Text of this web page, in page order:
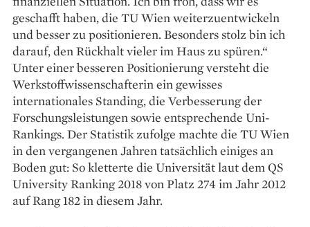
geschafft haben, die TU Wien weiterzuentwickeln
und besser zu positionieren. Besonders stolz bin ich
darauf, den Rückhalt vieler im Haus zu spüren.“
Unter einer besseren Positionierung versteht die
Werkstoffwissenschafterin ein gewisses
internationales Standing, die Ver­besserung der
Forschungsleistungen sowie entsprechende Uni-
Rankings. Der Statistik zufolge machte die TU Wien
in den vergangenen Jahren tatsächlich einiges an
Boden gut: So kletterte die Universität laut dem QS
University Ranking 2018 von Platz 274 im Jahr 2012
auf Rang 182 in diesem Jahr.